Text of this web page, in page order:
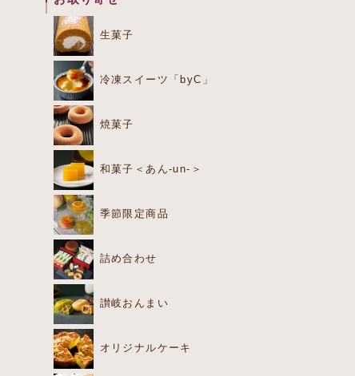
生菓子
冷凍スイーツ「byC」
焼菓子
和菓子＜あん-un-＞
季節限定商品
詰め合わせ
讃岐おんまい
オリジナルケーキ